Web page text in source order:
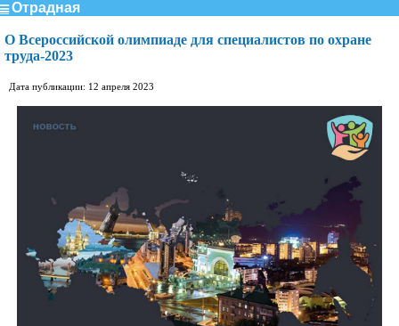
Отрадная
О Всероссийской олимпиаде для специалистов по охране
труда-2023
Дата публикации: 12 апреля 2023